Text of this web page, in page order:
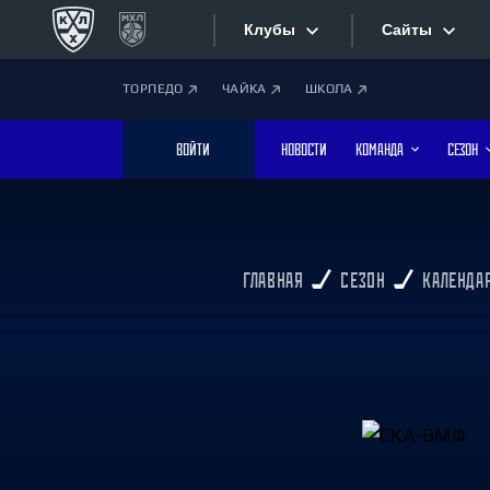
Клубы
Дивизион Боброва
Лада
Торпедо
Сайты
ТОРПЕДО ЧАЙКА ШКОЛА
ВОЙТИ НОВОСТИ КОМАНДА СЕЗОН
ГЛАВНАЯ СЕЗОН